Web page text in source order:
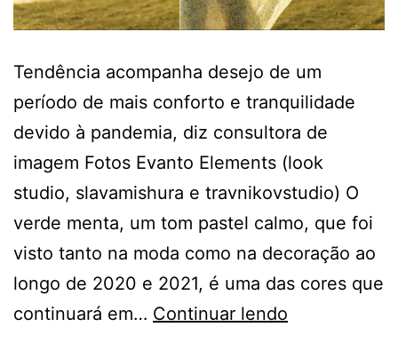
Tendência acompanha desejo de um
período de mais conforto e tranquilidade
devido à pandemia, diz consultora de
imagem Fotos Evanto Elements (look
studio, slavamishura e travnikovstudio) O
verde menta, um tom pastel calmo, que foi
visto tanto na moda como na decoração ao
longo de 2020 e 2021, é uma das cores que
continuará em… Continuar lendo